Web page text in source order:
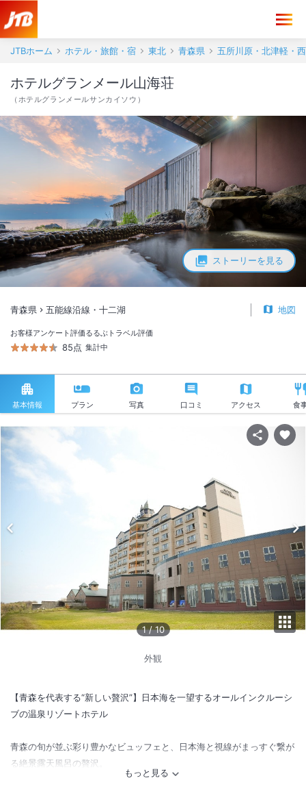
JTBホーム ホテル・旅館・宿 東北 青森県 五所川原・北津軽・
ストーリーを見る
ホテルグランメール山海荘
（ ホテルグランメールサンカイソウ ）
青森県 五能線沿線・十二湖 地図
お客様アンケート評価
85点
るるぶトラベル評価
集計中
基本情報 プラン 写真 口コミ アクセス 食
1 /10
外観
【青森を代表する“新しい贅沢”】日本海を一望するオールインクルーシ
ブの温泉リゾートホテル
青森の旬が並ぶ彩り豊かなビュッフェと、日本海と視線がまっすぐ繋が
る絶景露天風呂の贅沢。
ドリンクや体験も自由に愉しめるオールインクルーシブだから、旅の満